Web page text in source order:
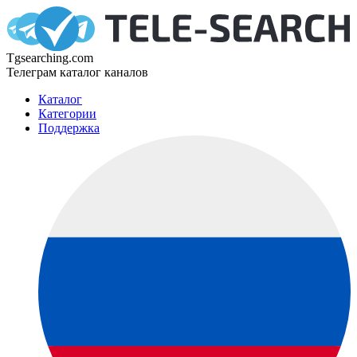
Tgsearching.com
Телеграм каталог каналов
Каталог
Категории
Поддержка